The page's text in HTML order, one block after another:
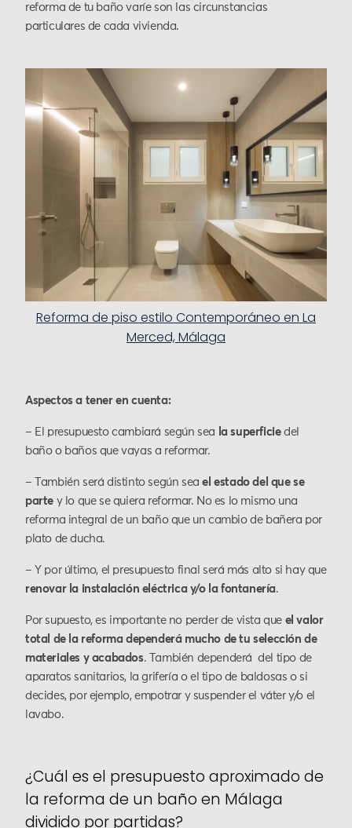
reforma de tu baño varíe son las circunstancias
particulares de cada vivienda.
Reforma de piso estilo Contemporáneo en La
Merced, Málaga
Aspectos a tener en cuenta:
– El presupuesto cambiará según sea la superficiedel
baño o baños que vayas a reformar.
– También será distinto según seael estado del que se
parte y lo que se quiera reformar. No es lo mismo una
reforma integral de un baño que un cambio de bañera por
plato de ducha.
– Y por último, el presupuesto final será más alto si hay que
renovar la instalación eléctrica y/o la fontanería.
Por supuesto, es importante no perder de vista que el valor
total de la reforma dependerá mucho de tu selección de
materiales y acabados. También dependerá del tipo de
aparatos sanitarios, la grifería o el tipo de baldosas o si
decides, por ejemplo, empotrar y suspender el váter y/o el
lavabo.
¿Cuál es el presupuesto aproximado de
la reforma de un baño en Málaga
dividido por partidas?